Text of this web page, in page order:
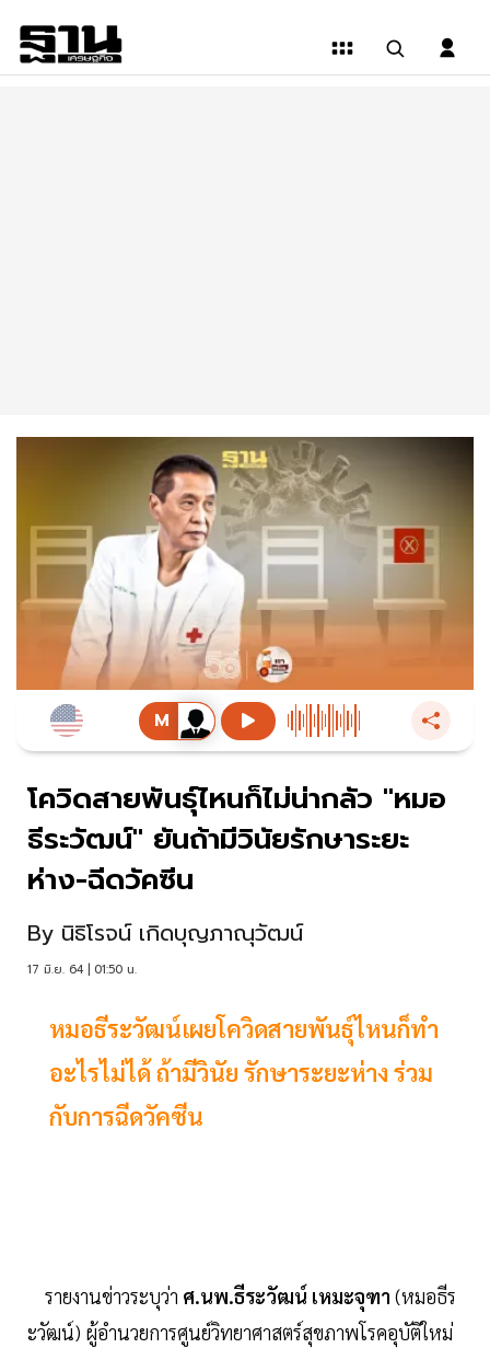
โควิดสายพันธุ์ไหนก็ไม่น่ากลัว "หมอ
ธีระวัฒน์" ยันถ้ามีวินัยรักษาระยะ
ห่าง-ฉีดวัคซีน
By นิธิโรจน์ เกิดบุญภาณุวัฒน์
17 มิ.ย. 64 | 01:50 น.
หมอธีระวัฒน์เผยโควิดสายพันธุ์ไหนก็ทำ
อะไรไม่ได้ ถ้ามีวินัย รักษาระยะห่าง ร่วม
กับการฉีดวัคซีน
รายงานข่าวระบุว่า ศ.นพ.ธีระวัฒน์ เหมะจุฑา (หมอธีร
ะวัฒน์) ผู้อำนวยการศูนย์วิทยาศาสตร์สุขภาพโรคอุบัติใหม่